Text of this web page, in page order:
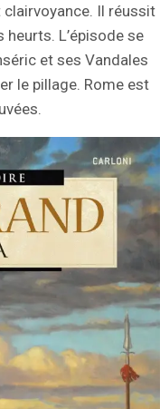
Il réussit
L’épisode se
et ses Vandales
le pillage. Rome est